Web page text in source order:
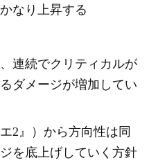
なり上昇する
連続でクリティカルが
ダメージが増加してい
2』）から方向性は同
を底上げしていく方針